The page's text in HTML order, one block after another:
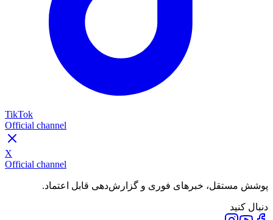
TikTok
Official channel
X
Official channel
پوشش مستقل، خبرهای فوری و گزارش‌دهی قابل اعتماد.
دنبال کنید